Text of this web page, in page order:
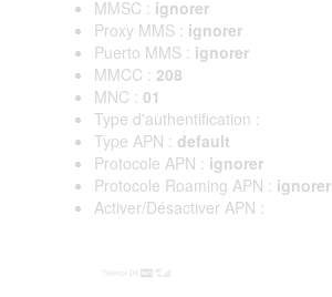
MMSC : ignorer
Proxy MMS : ignorer
Puerto MMS : ignorer
MMCC : 208
MNC : 01
Type d'authentification :
Type APN : default
Protocole APN : ignorer
Protocole Roaming APN : ignorer
Activer/Désactiver APN :